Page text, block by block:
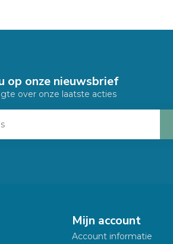
op onze nieuwsbrief
over onze laatste acties
Mijn account
Account informatie